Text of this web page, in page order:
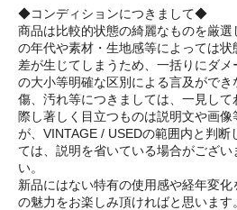
◆コンディションにつきまして◆
商品は比較的状態の綺麗なものを厳
の年代や素材・生地感等によっては状
差が生じてしまうため、一括りにダ
の大小等明確な区別による言及ができ
傷、汚れ等につきましては、一見し
際し著しく目立つものは説明文や画
が、VINTAGE / USEDの範囲内と判断
ては、説明を省いている場合がござい
い。
新品にはない特有の使用感や経年変
の魅力をお楽しみ頂ければと思います。